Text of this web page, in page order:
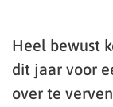
Heel bewust
dit jaar voor
over te